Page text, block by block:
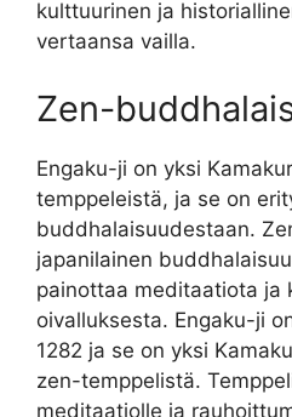
kulttuurinen ja
vertaansa vailla.
Zen-
Engaku-ji on yksi
temppeleistä, ja se on
buddhalaisuudestaan.
japanilainen
painottaa meditaatiota ja
oivalluksesta. Engaku-ji
1282 ja se on yksi
zen-temppelistä.
meditaatiolle ja